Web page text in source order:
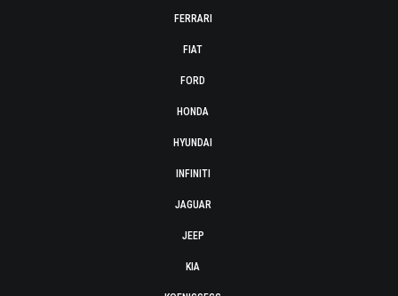
FERRARI
FIAT
FORD
HONDA
HYUNDAI
INFINITI
JAGUAR
JEEP
KIA